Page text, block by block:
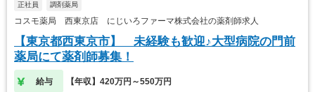
正社員 調剤薬局
コスモ薬局 西東京店 にじいろファーマ株式会社の薬剤師求人
【東京都西東京市】 未経験も歓迎♪大型病院の門前
薬局にて薬剤師募集！
給与 【年収】420万円～550万円